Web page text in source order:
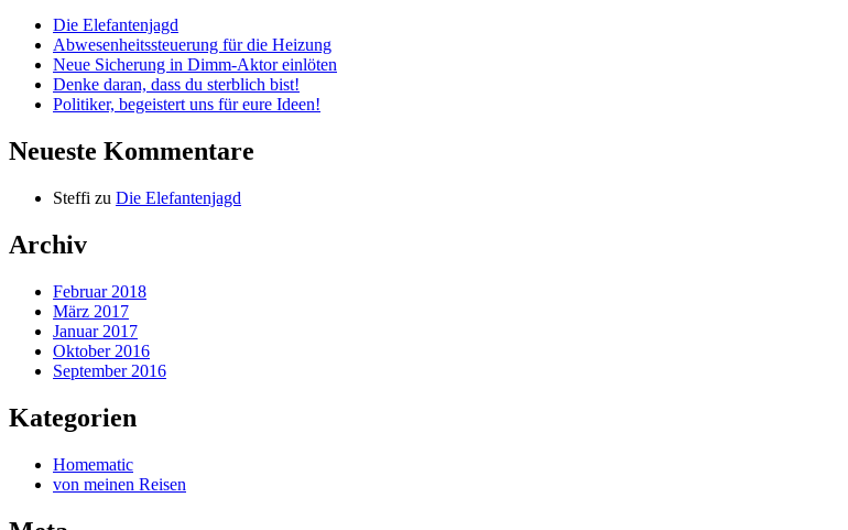
Die Elefantenjagd
Abwesenheitssteuerung für die Heizung
Neue Sicherung in Dimm-Aktor einlöten
Denke daran, dass du sterblich bist!
Politiker, begeistert uns für eure Ideen!
Neueste Kommentare
Steffi zu Die Elefantenjagd
Archiv
Februar 2018
März 2017
Januar 2017
Oktober 2016
September 2016
Kategorien
Homematic
von meinen Reisen